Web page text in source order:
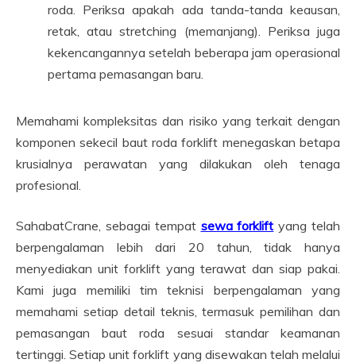
roda. Periksa apakah ada tanda-tanda keausan,
retak, atau stretching (memanjang). Periksa juga
kekencangannya setelah beberapa jam operasional
pertama pemasangan baru.
Memahami kompleksitas dan risiko yang terkait dengan
komponen sekecil baut roda forklift menegaskan betapa
krusialnya perawatan yang dilakukan oleh tenaga
profesional.
SahabatCrane, sebagai tempat sewa forklift yang telah
berpengalaman lebih dari 20 tahun, tidak hanya
menyediakan unit forklift yang terawat dan siap pakai.
Kami juga memiliki tim teknisi berpengalaman yang
memahami setiap detail teknis, termasuk pemilihan dan
pemasangan baut roda sesuai standar keamanan
tertinggi. Setiap unit forklift yang disewakan telah melalui